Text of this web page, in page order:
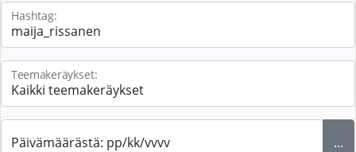
Hashtag:
Teemakeräykset:
Päivämäärästä: pp/kk/vvvv ...